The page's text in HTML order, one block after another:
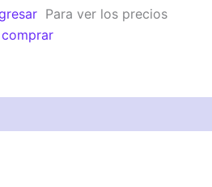
Para ver los precios